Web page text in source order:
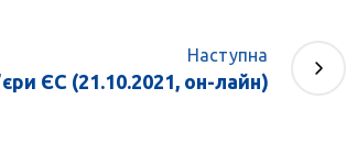
Наступна
ЄС (21.10.2021, он-лайн)